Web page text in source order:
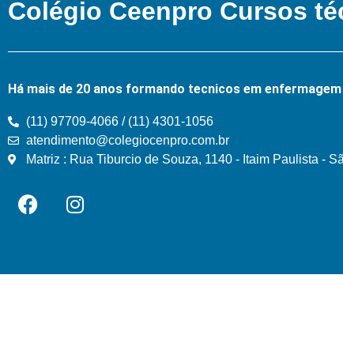
Colégio Ceenpro Cursos
Há mais de 20 anos formando tecnicos em
(11) 97709-4066 / (11) 4301-1056
atendimento@colegiocenpro.com.br
Matriz : Rua Tiburcio de Souza, 1140 - Itaim Paulista -